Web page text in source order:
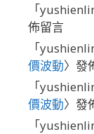
「
佈留言
「
價波動〉發
「
價波動〉發
「